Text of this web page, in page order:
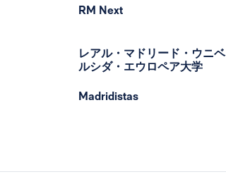
RM Next
レアル・マドリード・ウニベ
ルシダ・エウロペア大学
Madridistas